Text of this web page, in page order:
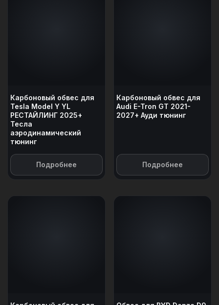
Карбоновый обвес для
Tesla Model Y YL
РЕСТАЙЛИНГ 2025+
Тесла
аэродинамический
тюнинг
Подробнее
Карбоновый обвес для
Audi E-Tron GT 2021-
2027+ Ауди тюнинг
Подробнее